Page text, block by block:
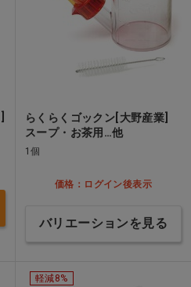
らくらくゴックン[大野産業]
スープ・お茶用…他
1個
価格：ログイン後表示
バリエーションを見る
軽減8%